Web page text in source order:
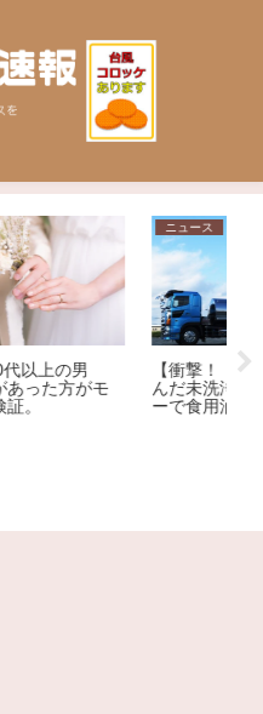
ニュース
【衝撃！！】液体燃料を運
んだ未洗浄のタンクローリ
ーで食用油輸送！？？